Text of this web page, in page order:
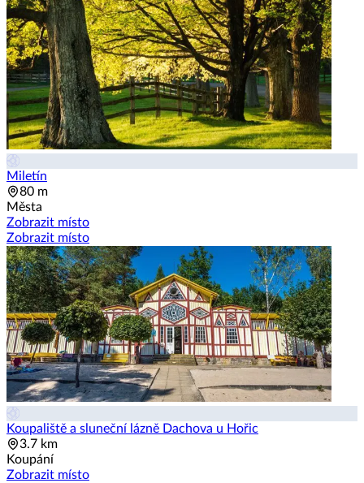
Miletín
80 m
Města
Zobrazit místo
Zobrazit místo
Koupaliště a sluneční lázně Dachova u Hořic
3.7 km
Koupání
Zobrazit místo